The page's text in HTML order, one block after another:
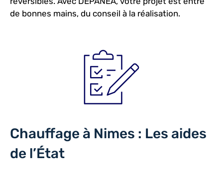
de bonnes mains, du conseil à la réalisation.
Chauffage à Nimes : Les aides
de l’État